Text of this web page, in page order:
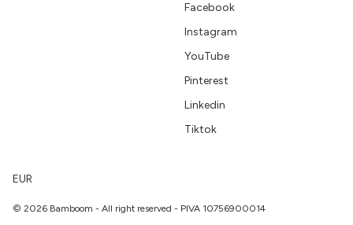
Facebook
Instagram
YouTube
Pinterest
Linkedin
Tiktok
EUR
© 2026 Bamboom - All right reserved - PIVA 10756900014